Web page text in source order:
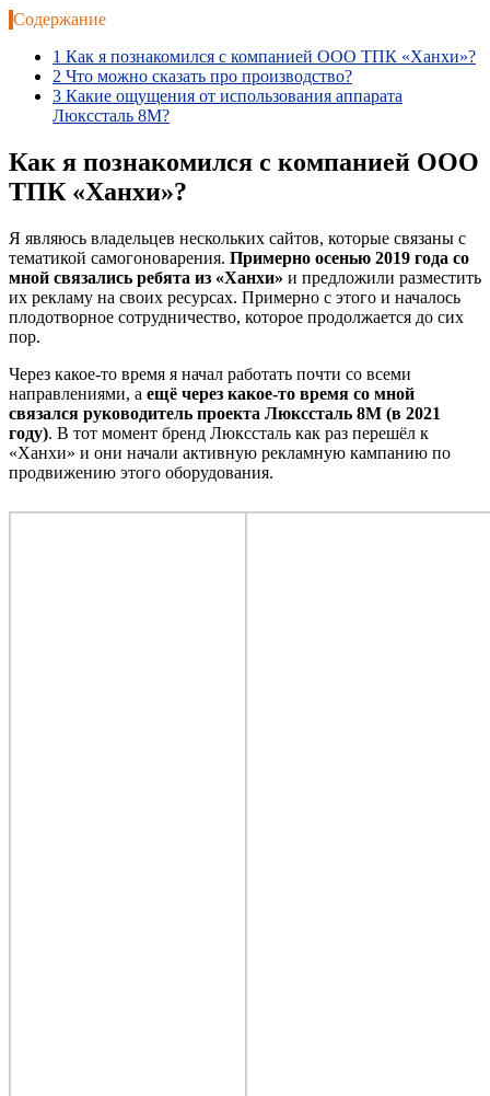
Содержание
1 Как я познакомился с компанией ООО ТПК «Ханхи»?
2 Что можно сказать про производство?
3 Какие ощущения от использования аппарата
Люкссталь 8М?
Как я познакомился с компанией ООО
ТПК «Ханхи»?
Я являюсь владельцев нескольких сайтов, которые связаны с
тематикой самогоноварения. Примерно осенью 2019 года со
мной связались ребята из «Ханхи» и предложили разместить
их рекламу на своих ресурсах. Примерно с этого и началось
плодотворное сотрудничество, которое продолжается до сих
пор.
Через какое-то время я начал работать почти со всеми
направлениями, а ещё через какое-то время со мной
связался руководитель проекта Люкссталь 8М (в 2021
году). В тот момент бренд Люкссталь как раз перешёл к
«Ханхи» и они начали активную рекламную кампанию по
продвижению этого оборудования.